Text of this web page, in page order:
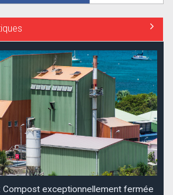
Compost exceptionnellement fermée